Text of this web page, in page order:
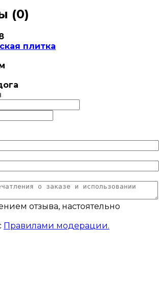
(0)
плитка
отзыва, настоятельно
Правилами модерации.